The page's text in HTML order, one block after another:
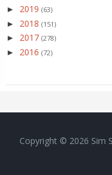
► 2019 (63)
► 2018 (151)
► 2017 (278)
► 2016 (72)
Copyright © 2026 Sim